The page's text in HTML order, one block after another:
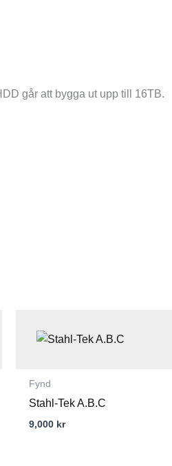
går att bygga ut upp till 16TB.
Fynd
Stahl-Tek A.B.C
9,000 kr